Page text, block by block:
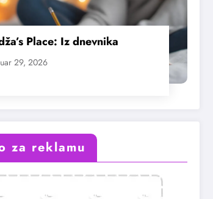
Place: Iz dnevnika
29, 2026
za reklamu